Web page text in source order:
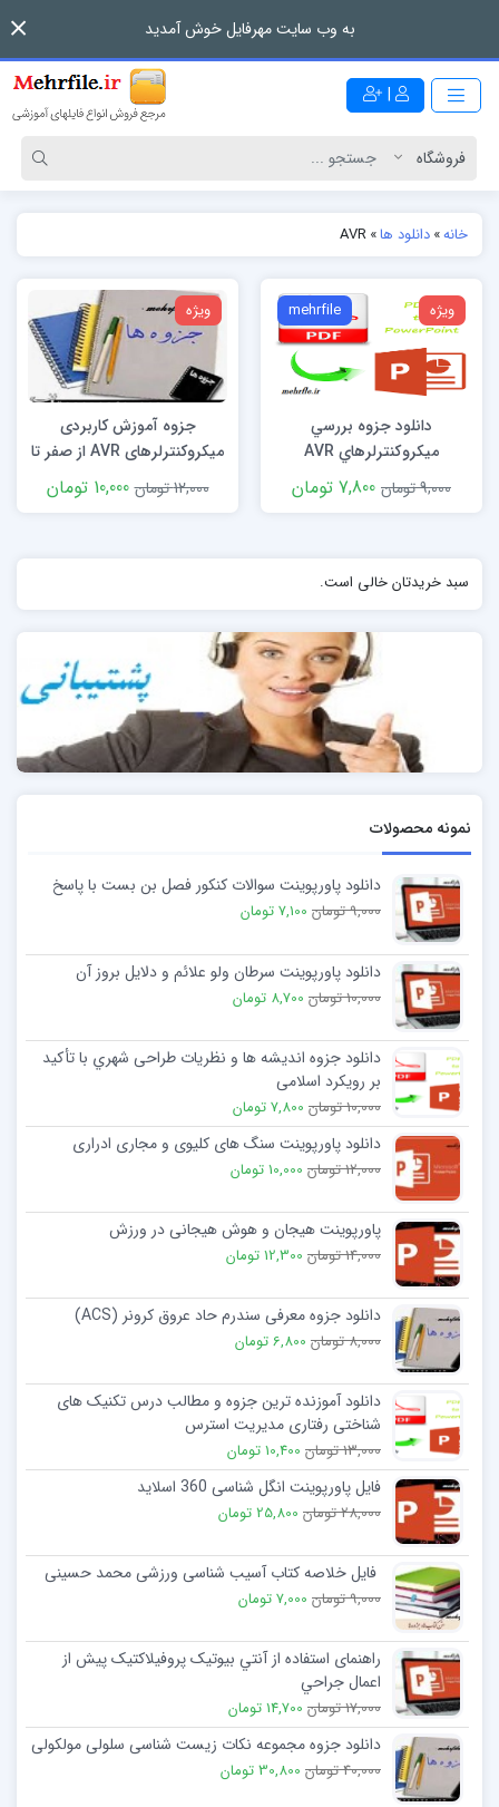
به وب سایت مهرفایل خوش آمدید
|
خانه»دانلود ها»
AVR
ویژه mehrfile
دانلود جزوه بررسي
ميكروكنترلرهاي AVR
9,000 تومان
7,800 تومان
ویژه
جزوه آموزش کاربردی
میکروکنترلرهای AVR از صفر تا
12,000 تومان 10,000 تومان
سبد خریدتان خالی است.
نمونه محصولات
دانلود پاورپوینت سوالات کنکور فصل بن بست با پاسخ
9,000 تومان 7,100 تومان
دانلود پاورپوینت سرطان ولو علائم و دلایل بروز آن
10,000 تومان 8,700 تومان
دانلود جزوه اندیشه ها و نظریات طراحی شهري با تأکید
بر رویکرد اسلامی
10,000 تومان 7,800 تومان
دانلود پاورپوینت سنگ های کلیوی و مجاری ادراری
12,000 تومان 10,000 تومان
پاورپوینت هیجان و هوش هیجانی در ورزش
14,000 تومان 12,300 تومان
دانلود جزوه معرفی سندرم حاد عروق کرونر (ACS)
8,000 تومان 6,800 تومان
دانلود آموزنده ترین جزوه و مطالب درس تکنیک های
شناختی رفتاری مدیریت استرس
13,000 تومان 10,400 تومان
فایل پاورپوینت انگل شناسی 360 اسلاید
28,000 تومان 25,800 تومان
فایل خلاصه کتاب آسیب شناسی ورزشی محمد حسینی
9,000 تومان 7,000 تومان
راهنمای استفاده از آنتي بيوتيک پروفيلاکتيک پيش از
اعمال جراحي
17,000 تومان 14,700 تومان
دانلود جزوه مجموعه نکات زیست شناسی سلولی مولکولی
40,000 تومان 30,800 تومان